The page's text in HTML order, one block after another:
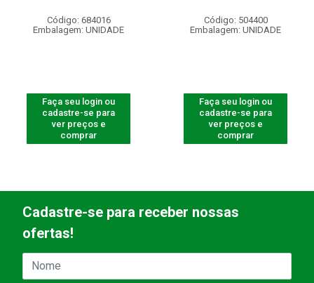
Código: 684016
Embalagem: UNIDADE
Faça seu login ou
cadastre-se para
ver preços e
comprar
Código: 504400
Embalagem: UNIDADE
Faça seu login ou
cadastre-se para
ver preços e
comprar
Cadastre-se para receber nossas
ofertas!